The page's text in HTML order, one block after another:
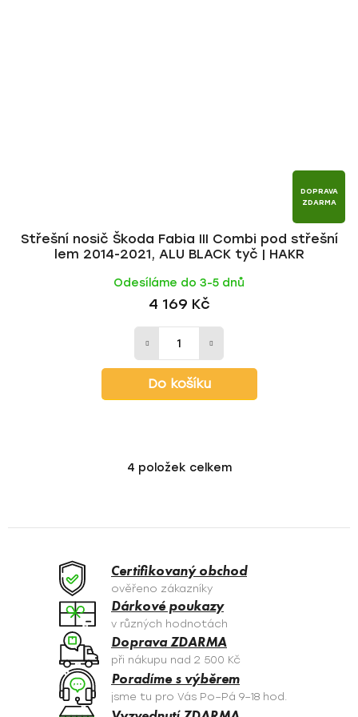
DOPRAVA
ZDARMA
Střešní nosič Škoda Fabia III Combi pod střešní
lem 2014-2021, ALU BLACK tyč | HAKR
Odesíláme do 3-5 dnů
4 169 Kč
Do košíku
O
á
c
í
p
r
v
k
y
v
4 položek celkem
Certifikovaný obchod
ověřeno zákazníky
Dárkové poukazy
v různých hodnotách
Doprava ZDARMA
při nákupu nad 2 500 Kč
Poradíme s výběrem
jsme tu pro Vás Po–Pá 9–18 hod.